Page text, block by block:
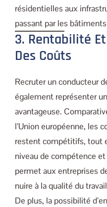
résidentielles aux
passant par les
3. Rentabilité
Des Coûts
Recruter un conducteur
également représenter
avantageuse.
l’Union européenne, les
restent compétitifs, tout
niveau de compétence
permet aux entreprises
nuire à la qualité du
De plus, la possibilité